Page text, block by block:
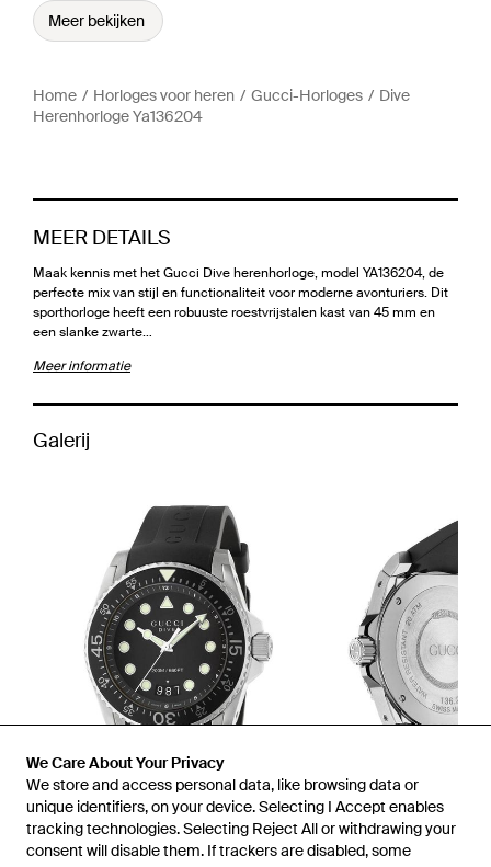
We Care About Your Privacy
We store and access personal data, like browsing data or
unique identifiers, on your device. Selecting I Accept enables
tracking technologies. Selecting Reject All or withdrawing your
consent will disable them. If trackers are disabled, some
Meer bekijken
Home Horloges voor heren Gucci-Horloges
Dive
Herenhorloge Ya136204
MEER DETAILS
Maak kennis met het Gucci Dive herenhorloge, model YA136204, de
perfecte mix van stijl en functionaliteit voor moderne avonturiers. Dit
sporthorloge heeft een robuuste roestvrijstalen kast van 45 mm en
een slanke zwarte…
Meer informatie
Galerij